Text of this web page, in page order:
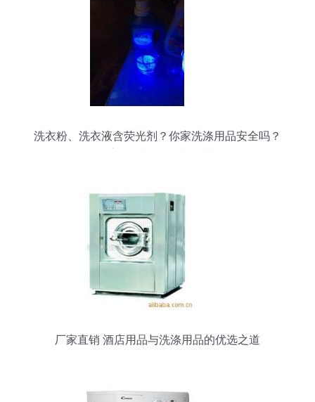
洗衣粉、洗衣液含荧光剂？你家洗涤用品安全吗？
厂家直销 酒店用品与洗涤用品的优选之道